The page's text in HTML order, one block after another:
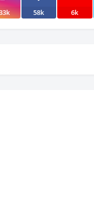
58k 6k